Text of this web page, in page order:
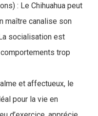
: Le Chihuahua peut
maître canalise son
socialisation est
trop
et affectueux, le
pour la vie en